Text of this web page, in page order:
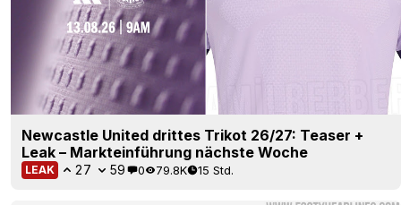
Newcastle United drittes Trikot 26/27: Teaser +
Leak – Markteinführung nächste Woche
LEAK 27 59 0 79.8K 15 Std.